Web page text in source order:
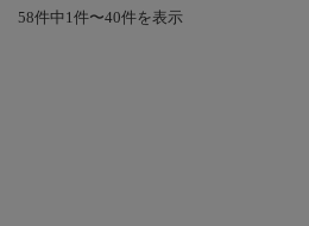
58件中1件〜40件を表示